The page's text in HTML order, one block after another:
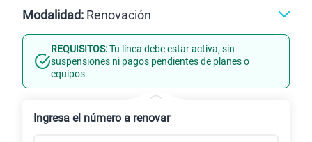
512GB
Modalidad: Renovación
Línea Nueva Portabilidad
REQUISITOS:Tu línea debe estar activa, sin
suspensiones ni pagos pendientes de planes o
equipos.
Ingresa el número a renovar